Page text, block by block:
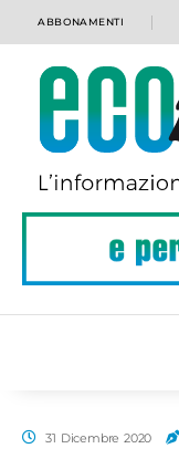
ABBONAMENTI
31 Dicembre 2020